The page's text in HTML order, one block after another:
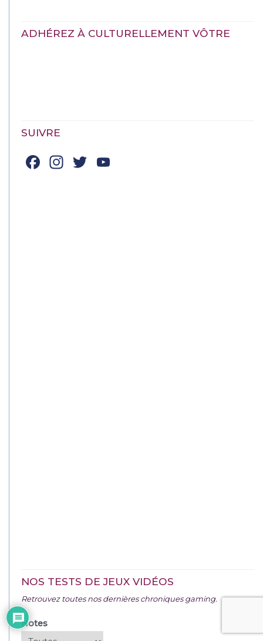
ADHÉREZ À CULTURELLEMENT VÔTRE
SUIVRE
Facebook
Instagram
Twitter
NOS TESTS DE JEUX VIDÉOS
Retrouvez toutes nos dernières chroniques gaming.
Notes